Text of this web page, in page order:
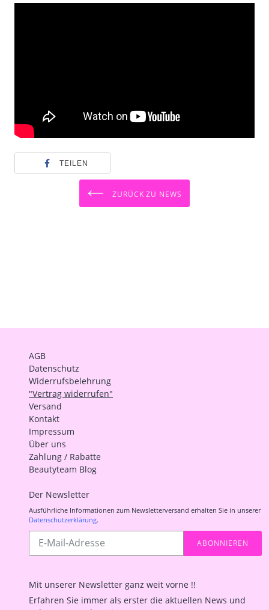
TEILEN
ZURÜCK ZU NEWS
AGB
Datenschutz
Widerrufsbelehrung
"Vertrag widerrufen"
Versand
Kontakt
Impressum
Über uns
Zahlung / Rabatte
Beautyteam Blog
Der Newsletter
Ausführliche Informationen zum Newsletterversand erhalten Sie in unserer
Datenschutzerklärung.
Abonnieren
unsere
ABONNIEREN
Mit unserer Newsletter ganz weit vorne !!
Erfahren Sie immer als erster die aktuellen News und